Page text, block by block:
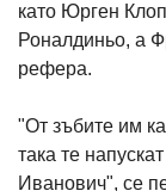
като Юрген
Роналдиньо, а
рефера.
"От зъбите им
така те
Иванович", се